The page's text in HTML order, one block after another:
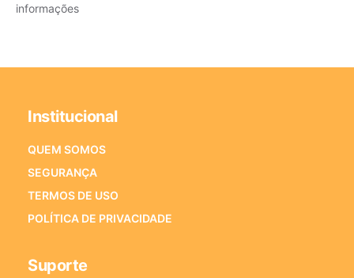
informações
Institucional
QUEM SOMOS
SEGURANÇA
TERMOS DE USO
POLÍTICA DE PRIVACIDADE
Suporte